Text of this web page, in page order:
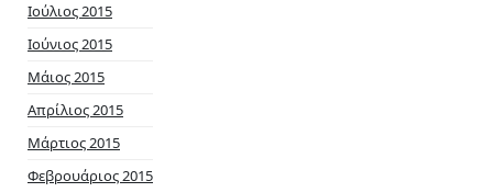
Ιούλιος 2015
Ιούνιος 2015
Μάιος 2015
Απρίλιος 2015
Μάρτιος 2015
Φεβρουάριος 2015